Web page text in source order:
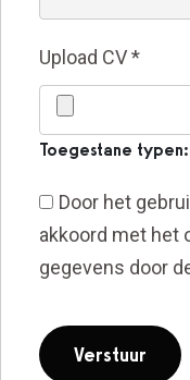
Upload CV*
Toegestane
Door het
akkoord met het
gegevens door